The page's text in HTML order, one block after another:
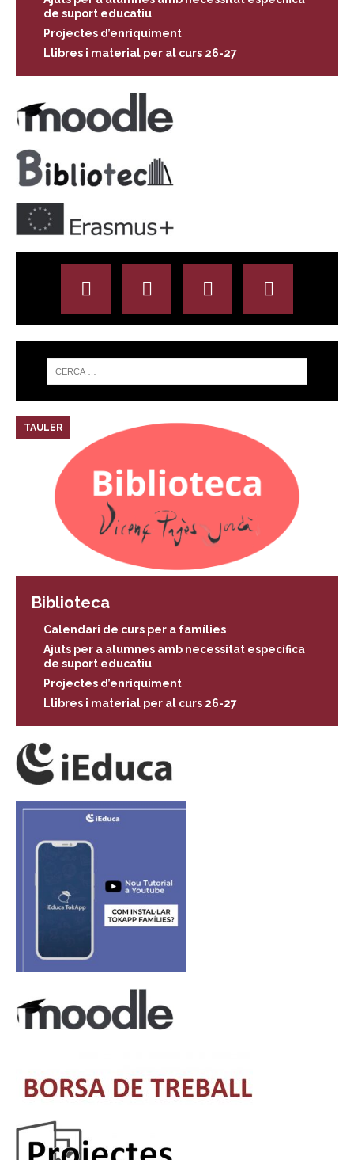
de suport educatiu
Projectes d’enriquiment
Llibres i material per al curs 26-27
TAULER
Biblioteca
Calendari de curs per a famílies
Ajuts per a alumnes amb necessitat específica
de suport educatiu
Projectes d’enriquiment
Llibres i material per al curs 26-27